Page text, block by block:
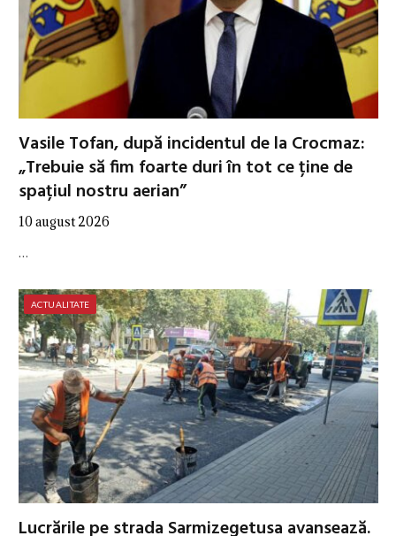
Vasile Tofan, după incidentul de la Crocmaz:
„Trebuie să fim foarte duri în tot ce ține de
spațiul nostru aerian”
10 august 2026
…
ACTUALITATE
Lucrările pe strada Sarmizegetusa avansează.